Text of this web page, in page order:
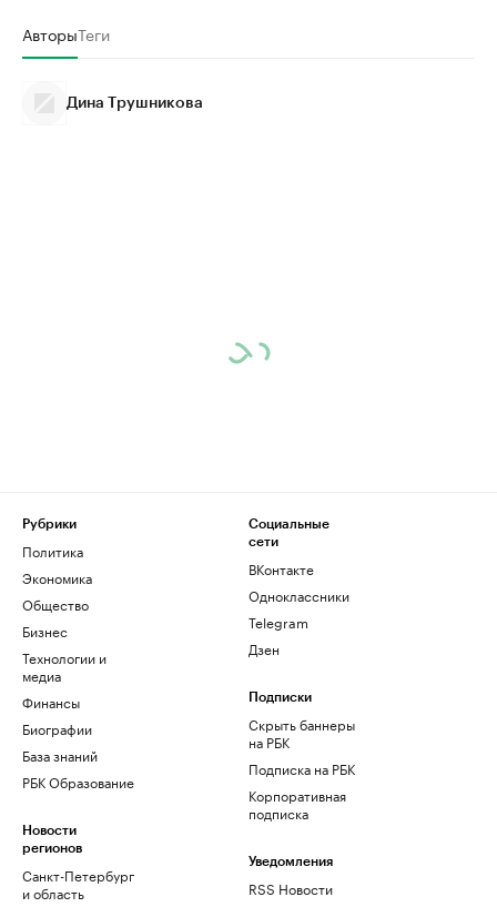
АвторыТеги
Дина Трушникова
Рубрики
Политика
Экономика
Общество
Бизнес
Технологии и
медиа
Финансы
Биографии
База знаний
РБК Образование
Новости
регионов
Санкт-Петербург
и область
Социальные
сети
ВКонтакте
Одноклассники
Telegram
Дзен
Подписки
Скрыть баннеры
на РБК
Подписка на РБК
Корпоративная
подписка
Уведомления
RSS Новости